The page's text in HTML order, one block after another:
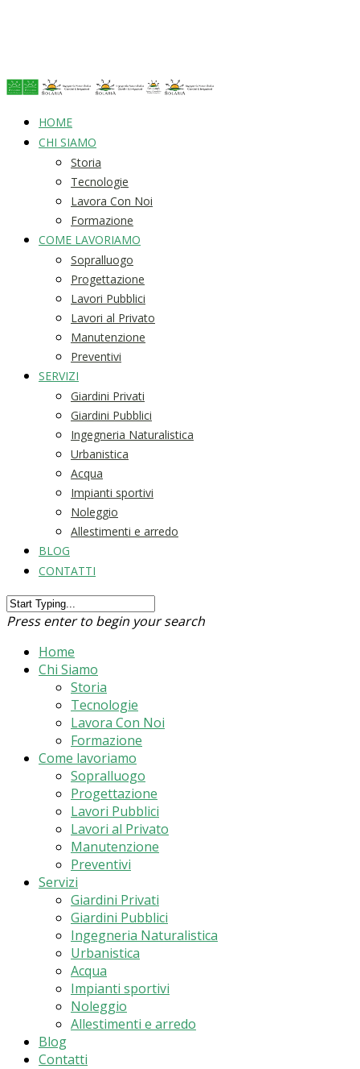
HOME
CHI SIAMO
Storia
Tecnologie
Lavora Con Noi
Formazione
COME LAVORIAMO
Sopralluogo
Progettazione
Lavori Pubblici
Lavori al Privato
Manutenzione
Preventivi
SERVIZI
Giardini Privati
Giardini Pubblici
Ingegneria Naturalistica
Urbanistica
Acqua
Impianti sportivi
Noleggio
Allestimenti e arredo
BLOG
CONTATTI
Press enter to begin your search
Home
Chi Siamo
Storia
Tecnologie
Lavora Con Noi
Formazione
Come lavoriamo
Sopralluogo
Progettazione
Lavori Pubblici
Lavori al Privato
Manutenzione
Preventivi
Servizi
Giardini Privati
Giardini Pubblici
Ingegneria Naturalistica
Urbanistica
Acqua
Impianti sportivi
Noleggio
Allestimenti e arredo
Blog
Contatti